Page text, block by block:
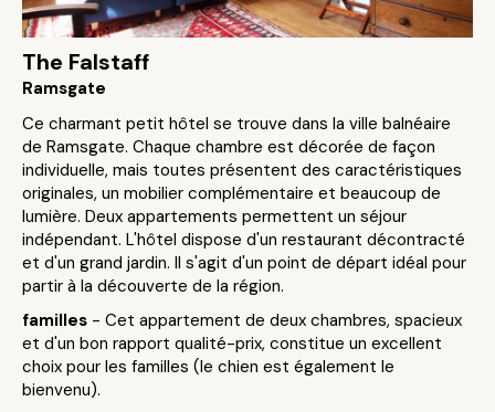
The Falstaff
Ramsgate
Ce charmant petit hôtel se trouve dans la ville balnéaire
de Ramsgate. Chaque chambre est décorée de façon
individuelle, mais toutes présentent des caractéristiques
originales, un mobilier complémentaire et beaucoup de
lumière. Deux appartements permettent un séjour
indépendant. L'hôtel dispose d'un restaurant décontracté
et d'un grand jardin. Il s'agit d'un point de départ idéal pour
partir à la découverte de la région.
familles - Cet appartement de deux chambres, spacieux
et d'un bon rapport qualité-prix, constitue un excellent
choix pour les familles (le chien est également le
bienvenu).